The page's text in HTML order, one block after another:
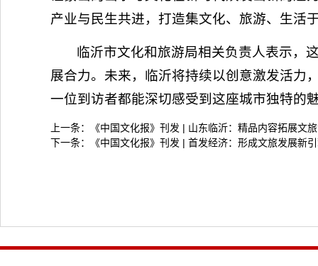
产业与民生共进，打造集文化、旅游、生活
临沂市文化和旅游局相关负责人表示，
展合力。未来，临沂将持续以创意激发活力
一位到访者都能深切感受到这座城市独特的
上一条：
《中国文化报》刊发 | 山东临沂：精品内容拓展文
下一条：
《中国文化报》刊发 | 首发经济：形成文旅发展新